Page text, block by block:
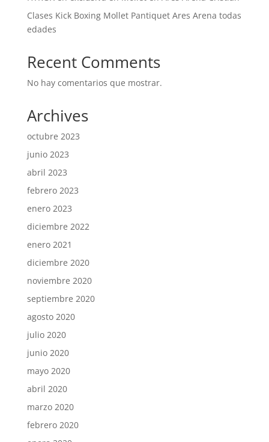
Clases Kick Boxing Mollet Pantiquet Ares Arena todas
edades
Recent Comments
No hay comentarios que mostrar.
Archives
octubre 2023
junio 2023
abril 2023
febrero 2023
enero 2023
diciembre 2022
enero 2021
diciembre 2020
noviembre 2020
septiembre 2020
agosto 2020
julio 2020
junio 2020
mayo 2020
abril 2020
marzo 2020
febrero 2020